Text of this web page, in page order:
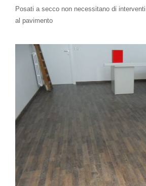
Posati a secco non necessitano di
al pavimento